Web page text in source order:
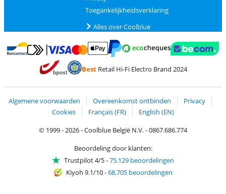
Toegankelijkheidsverklaring
Alles over Coolblue
Betalen met Bancontact
Betalen met MasterCard en Visa via ClickToPay
BestRetail Hi-Fi Electro Brand 2024
Algemene voorwaarden Overeenkomst ontbinden
Privacy
Cookies
Français (FR)
English (EN)
© 1999 - 2026 - Coolblue België N.V. - 0867.686.774
Beoordeling door klanten:
Trustpilot 4/5-75.129 beoordelingen
Kiyoh 9.1/10-68.705 beoordelingen